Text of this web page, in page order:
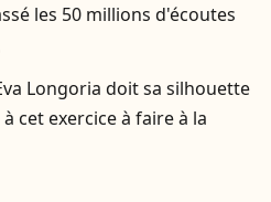
les 50 millions d'écoutes
Longoria doit sa silhouette
cet exercice à faire à la